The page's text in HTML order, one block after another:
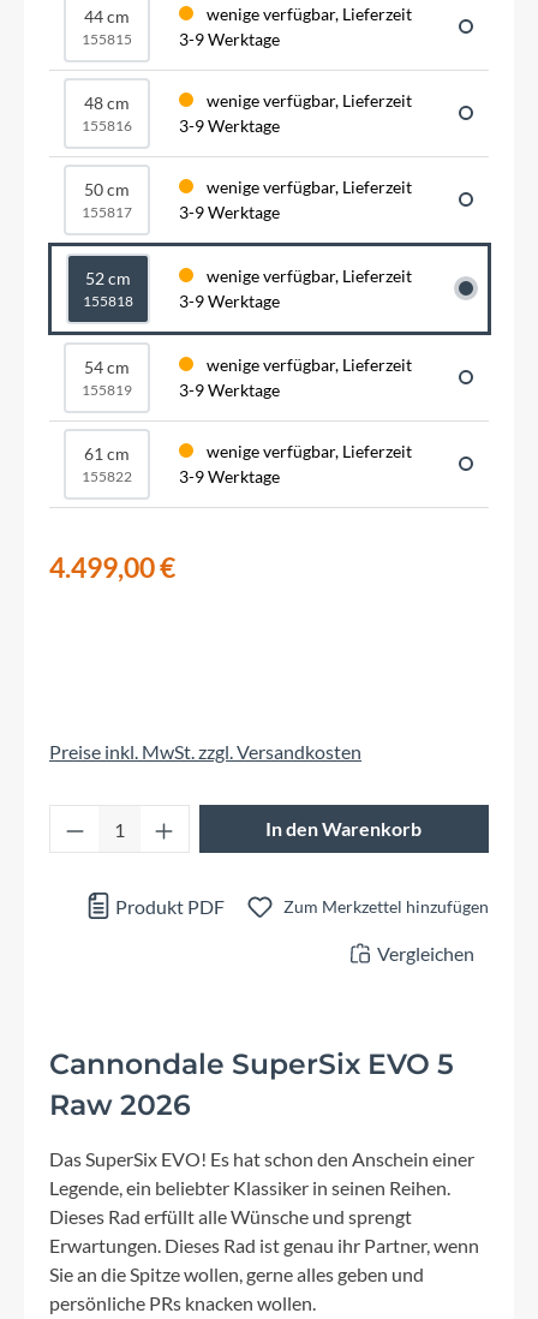
44 cm
155815
wenige verfügbar, Lieferzeit
3-9 Werktage
48 cm
155816
wenige verfügbar, Lieferzeit
3-9 Werktage
50 cm
155817
wenige verfügbar, Lieferzeit
3-9 Werktage
52 cm
155818
wenige verfügbar, Lieferzeit
3-9 Werktage
54 cm
155819
wenige verfügbar, Lieferzeit
3-9 Werktage
61 cm
155822
wenige verfügbar, Lieferzeit
3-9 Werktage
4.499,00 €
Preise inkl. MwSt. zzgl. Versandkosten
Produkt Anzahl: Gib den gewünschten
In den Warenkorb
Produkt PDF Zum Merkzettel hinzufügen
Vergleichen
Cannondale SuperSix EVO 5
Raw 2026
Das SuperSix EVO! Es hat schon den Anschein einer
Legende, ein beliebter Klassiker in seinen Reihen.
Dieses Rad erfüllt alle Wünsche und sprengt
Erwartungen. Dieses Rad ist genau ihr Partner, wenn
Sie an die Spitze wollen, gerne alles geben und
persönliche PRs knacken wollen.